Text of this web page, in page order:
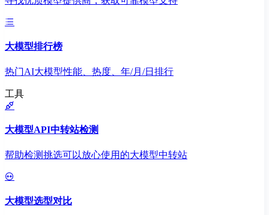
大模型排行榜
热门AI大模型性能、热度、年/月/日排行
工具
大模型API中转站检测
帮助检测挑选可以放心使用的大模型中转站
大模型选型对比